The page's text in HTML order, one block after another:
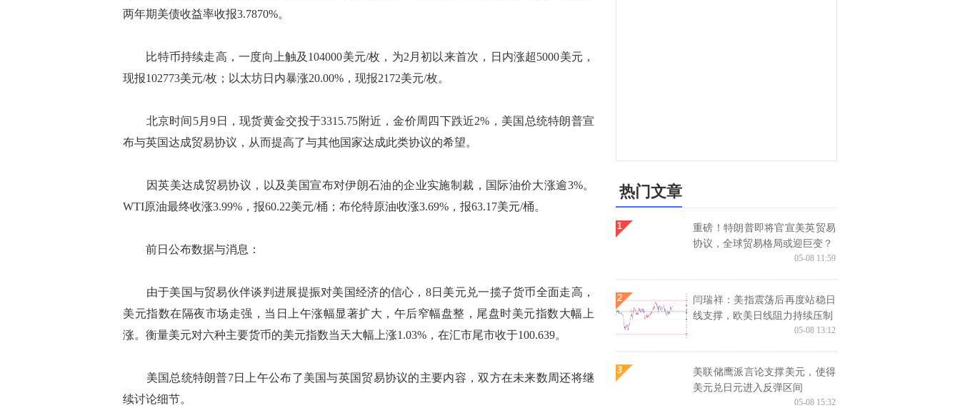
两年期美债收益率收报3.7870%。
比特币持续走高，一度向上触及104000美元/枚，为2月初以来首次，日内涨超5000美元，
现报102773美元/枚；以太坊日内暴涨20.00%，现报2172美元/枚。
北京时间5月9日，现货黄金交投于3315.75附近，金价周四下跌近2%，美国总统特朗普宣
布与英国达成贸易协议，从而提高了与其他国家达成此类协议的希望。
因英美达成贸易协议，以及美国宣布对伊朗石油的企业实施制裁，国际油价大涨逾3%。
WTI原油最终收涨3.99%，报60.22美元/桶；布伦特原油收涨3.69%，报63.17美元/桶。
前日公布数据与消息：
由于美国与贸易伙伴谈判进展提振对美国经济的信心，8日美元兑一揽子货币全面走高，
美元指数在隔夜市场走强，当日上午涨幅显著扩大，午后窄幅盘整，尾盘时美元指数大幅上
涨。衡量美元对六种主要货币的美元指数当天大幅上涨1.03%，在汇市尾市收于100.639。
美国总统特朗普7日上午公布了美国与英国贸易协议的主要内容，双方在未来数周还将继
续讨论细节。
热门文章
重磅！特朗普即将官宣美英贸易
协议，全球贸易格局或迎巨变？
05-08 11:59
闫瑞祥：美指震荡后再度站稳日
线支撑，欧美日线阻力持续压制
05-08 13:12
美联储鹰派言论支撑美元，使得
美元兑日元进入反弹区间
05-08 15:32